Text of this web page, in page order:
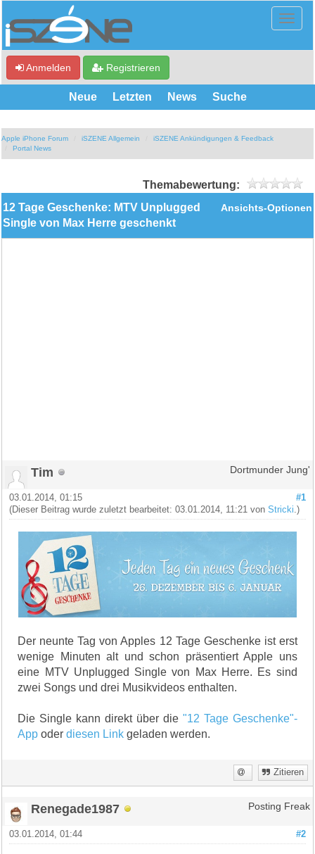
Anmelden Registrieren
Neue Letzten News Suche
Apple iPhone Forum iSZENE Allgemein
iSZENE Ankündigungen & Feedback
Portal News
Themabewertung:
Ansichts-Optionen
12 Tage Geschenke: MTV Unplugged
Single von Max Herre geschenkt
Tim Dortmunder Jung'
#1
03.01.2014, 01:15
(Dieser Beitrag wurde zuletzt bearbeitet: 03.01.2014, 11:21 vonStricki .)
Der neunte Tag von Apples 12 Tage Geschenke ist erst
wenige Minuten alt und schon präsentiert Apple uns
eine MTV Unplugged Single von Max Herre. Es sind
zwei Songs und drei Musikvideos enthalten.
Die Single kann direkt über die "12 Tage Geschenke"-
App oderdiesen Link geladen werden.
Zitieren
Renegade1987 Posting Freak
#2
03.01.2014, 01:44